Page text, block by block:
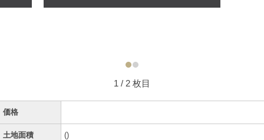
1 / 2 枚目
価格
土地面積 ()